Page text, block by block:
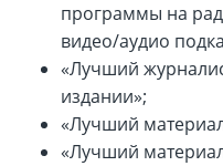
программы на
видео/аудио
«Лучший
издании»;
«Лучший
«Лучший